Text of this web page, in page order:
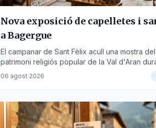
Nova exposició de capelletes i
a Bagergue
El campanar de Sant Fèlix acull una mostra del
patrimoni religiós popular de la Val d'Aran
mesos d'agost i setembre.
06 agost 2026